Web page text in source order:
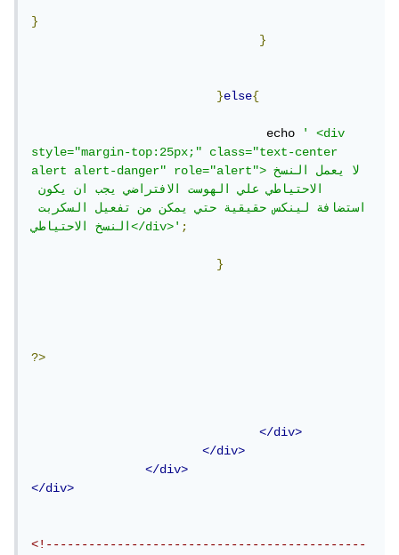
}
}
}else{
				 echo
' <div
style="margin-top:25px;" class="text-center
alert alert-danger" role="alert">لا يعمل النسخ
الاحتياطي علي الهوست الافتراضي يجب ان يكون
استضافة لينكس حقيقية حتي يمكن من تفعيل السكربت
النسخ الاحتياطي</div>';
}
?>
</div>
</div>
</div>
</div>
<!---------------------------------------------